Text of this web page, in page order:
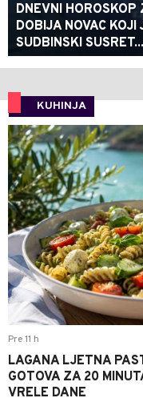
DNEVNI
DOBIJA NOVAC KOJI
SUDBINSKI SUSRET...
KUHINJA
Pre 11 h
LAGANA LJETNA
GOTOVA ZA 20
VRELE DANE